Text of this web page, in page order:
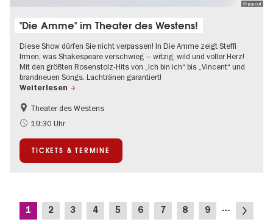
© pop-out
"Die Amme" im Theater des Westens!
Diese Show dürfen Sie nicht verpassen! In Die Amme zeigt Steffi
Irmen, was Shakespeare verschwieg – witzig, wild und voller Herz!
Mit den größten Rosenstolz-Hits von „Ich bin ich“ bis „Vincent“ und
brandneuen Songs. Lachtränen garantiert!
Weiterlesen
Barrierefrei
Um den Kurfürstendamm
Theater des Westens
19:30 Uhr
TICKETS & TERMINE
Seitennummerierung
Aktuelle
1 Seite
2 Seite
3 Seite
4 Seite
5 Seite
6 Seite
7 Seite
8 Seite
9 …
Nächste